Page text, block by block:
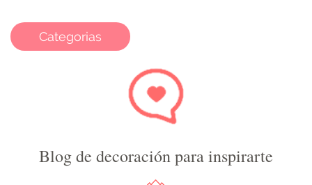
Categorias
Blog de decoración para inspirarte